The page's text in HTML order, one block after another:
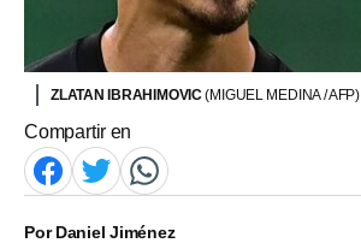
ZLATAN IBRAHIMOVIC(MIGUEL MEDINA / AFP)
Compartir en
PorDaniel Jiménez